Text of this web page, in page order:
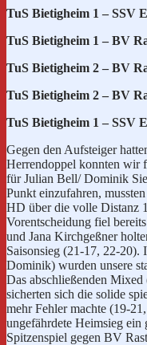
TuS Bietigheim 1 –
TuS Bietigheim 1 –
TuS Bietigheim 2 –
TuS Bietigheim 2 –
TuS Bietigheim 1 –
Gegen den Aufsteiger
Herrendoppel konnten wir
für Julian Bell/ Dominik
Punkt einzufahren,
HD über die volle Distanz
Vorentscheidung fiel
und Jana Kirchgeßner
Saisonsieg (21-17, 22-20).
Dominik) wurden unsere
Das abschließenden
sicherten sich die solide
mehr Fehler machte (19-
ungefährdete Heimsieg
Spitzenspiel gegen BV